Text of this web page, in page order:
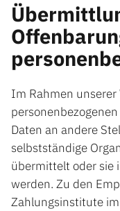
Im Rahmen
Daten an andere
selbstständige
übermittelt oder sie
werden. Zu den
Zahlungsinstitute